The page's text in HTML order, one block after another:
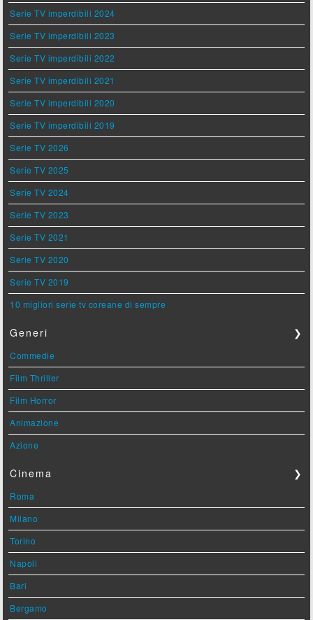
Serie TV imperdibili 2024
Serie TV imperdibili 2023
Serie TV imperdibili 2022
Serie TV imperdibili 2021
Serie TV imperdibili 2020
Serie TV imperdibili 2019
Serie TV 2026
Serie TV 2025
Serie TV 2024
Serie TV 2023
Serie TV 2021
Serie TV 2020
Serie TV 2019
10 migliori serie tv coreane di sempre
Generi ❯
Commedie
Film Thriller
Film Horror
Animazione
Azione
Cinema ❯
Roma
Milano
Torino
Napoli
Bari
Bergamo